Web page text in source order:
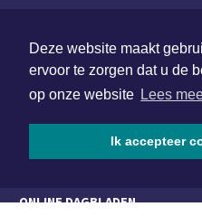
Deze website maakt
ervoor te zorgen dat u de
op onze website Lees
Ik accepteer
NIEUWSBRIEF AANMELDEN
Schrijf je in voor onze
ONLINE DAGBLADEN